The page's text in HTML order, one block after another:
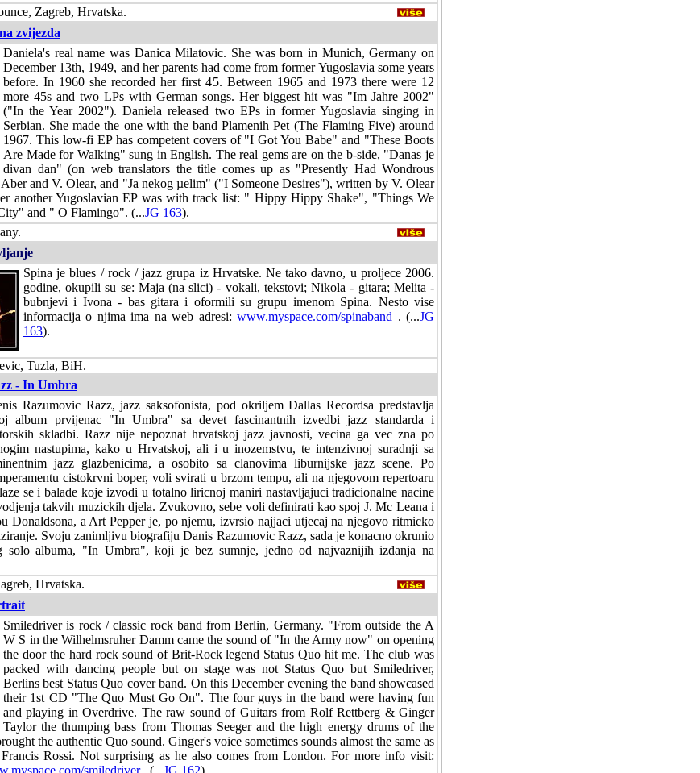
Zagreb, Hrvatska.
zvijezda
Daniela's real name was Danica Milatovic. She was born in Munich, Germany on
December 13th, 1949, and her parents had come from former Yugoslavia some years
before. In 1960 she recorded her first 45. Between 1965 and 1973 there were 12
more 45s and two LPs with German songs. Her biggest hit was "Im Jahre 2002"
("In the Year 2002"). Daniela released two EPs in former Yugoslavia singing in
Serbian. She made the one with the band Plamenih Pet (The Flaming Five) around
1967. This low-fi EP has competent covers of "I Got You Babe" and "These Boots
Are Made for Walking" sung in English. The real gems are on the b-side, "Danas je
divan dan" (on web translators the title comes up as "Presently Had Wondrous
and V. Olear, and "Ja nekog µelim" ("I Someone Desires"), written by V. Olear
another Yugoslavian EP was with track list: " Hippy Hippy Shake", "Things We
and " O Flamingo". (...JG 163).
Spina je blues / rock / jazz grupa iz Hrvatske. Ne tako davno, u proljece 2006.
godine, okupili su se: Maja (na slici) - vokali, tekstovi; Nikola - gitara; Melita -
bubnjevi i Ivona - bas gitara i oformili su grupu imenom Spina. Nesto vise
informacija o njima ima na web adresi:www.myspace.com/spinaband . (...JG
163).
Tuzla, BiH.
- In Umbra
Razumovic Razz, jazz saksofonista, pod okriljem Dallas Recordsa predstavlja
album prvijenac "In Umbra" sa devet fascinantnih izvedbi jazz standarda i
skladbi. Razz nije nepoznat hrvatskoj jazz javnosti, vecina ga vec zna po
nastupima, kako u Hrvatskoj, ali i u inozemstvu, te intenzivnoj suradnji sa
jazz glazbenicima, a osobito sa clanovima liburnijske jazz scene. Po
cistokrvni boper, voli svirati u brzom tempu, ali na njegovom repertoaru
se i balade koje izvodi u totalno liricnoj maniri nastavljajuci tradicionalne nacine
takvih muzickih djela. Zvukovno, sebe voli definirati kao spoj J. Mc Leana i
Donaldsona, a Art Pepper je, po njemu, izvrsio najjaci utjecaj na njegovo ritmicko
Svoju zanimljivu biografiju Danis Razumovic Razz, sada je konacno okrunio
solo albuma, "In Umbra", koji je bez sumnje, jedno od najvaznijih izdanja na
Hrvatska.
Smiledriver is rock / classic rock band from Berlin, Germany. "From outside the A
W S in the Wilhelmsruher Damm came the sound of "In the Army now" on opening
the door the hard rock sound of Brit-Rock legend Status Quo hit me. The club was
packed with dancing people but on stage was not Status Quo but Smiledriver,
Berlins best Status Quo cover band. On this December evening the band showcased
their 1st CD "The Quo Must Go On". The four guys in the band were having fun
and playing in Overdrive. The raw sound of Guitars from Rolf Rettberg & Ginger
Taylor the thumping bass from Thomas Seeger and the high energy drums of the
the authentic Quo sound. Ginger's voice sometimes sounds almost the same as
Rossi. Not surprising as he also comes from London. For more info visit:
smiledriver. (... JG 162).